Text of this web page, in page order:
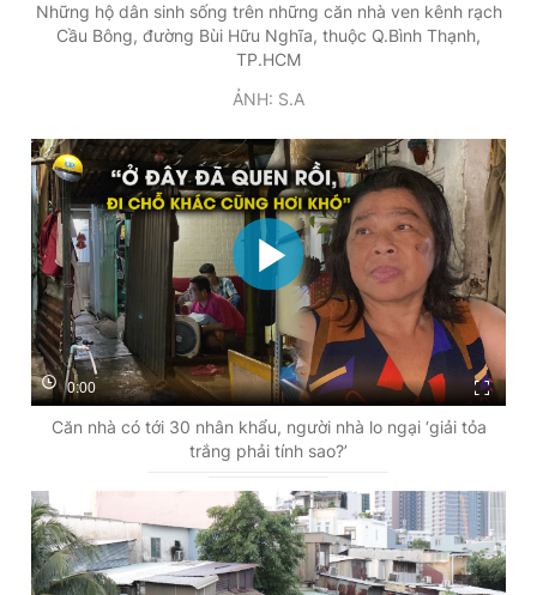
Những hộ dân sinh sống trên những căn nhà ven kênh rạch
Cầu Bông, đường Bùi Hữu Nghĩa, thuộc Q.Bình Thạnh,
TP.HCM
ẢNH: S.A
0:00
Căn nhà có tới 30 nhân khẩu, người nhà lo ngại ‘giải tỏa
trắng phải tính sao?’